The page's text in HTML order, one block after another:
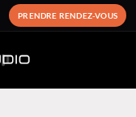
PRENDRE RENDEZ-VOUS